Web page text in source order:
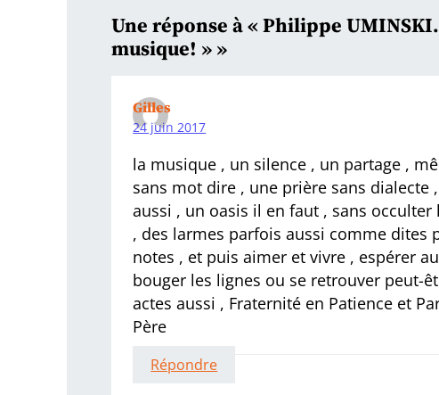
Une réponse à « Philippe
musique! » »
Gilles
24 juin 2017
la musique , un silence , un partage ,
sans mot dire , une prière sans
aussi , un oasis il en faut , sans
, des larmes parfois aussi comme dites
notes , et puis aimer et vivre , espérer
bouger les lignes ou se retrouver peut-
actes aussi , Fraternité en Patience et
Père
Répondre